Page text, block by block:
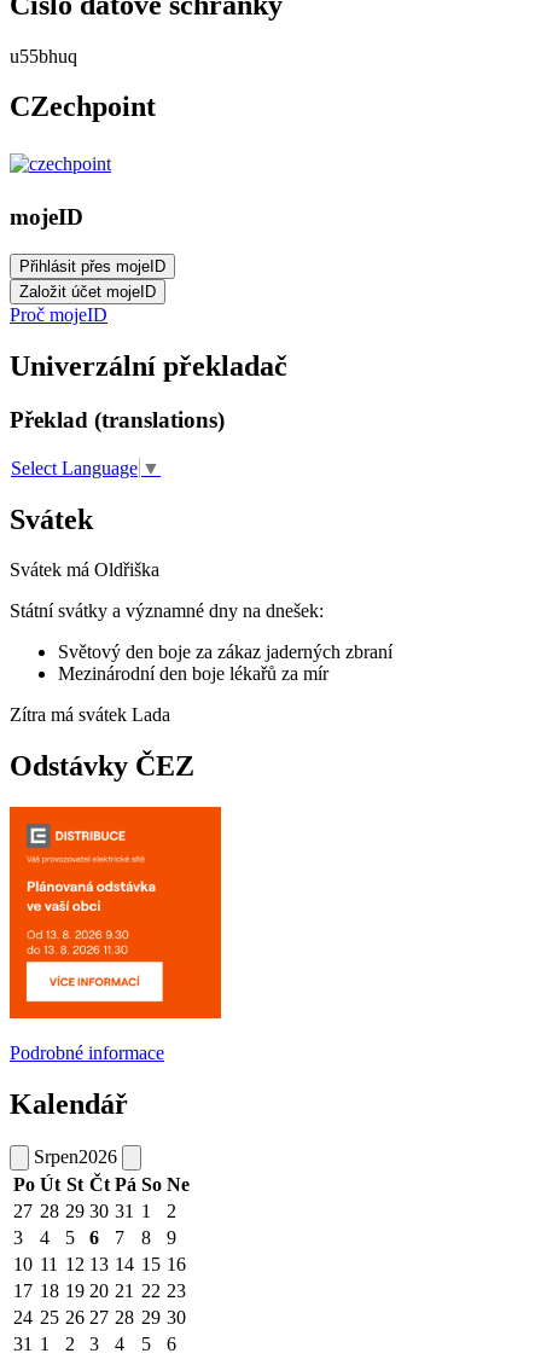
u55bhuq
CZechpoint
mojeID
Proč mojeID
Univerzální překladač
Překlad (translations)
Select Language ▼
Svátek
Svátek má Oldřiška
Státní svátky a významné dny na dnešek:
Světový den boje za zákaz jaderných zbraní
Mezinárodní den boje lékařů za mír
Zítra má svátek Lada
Odstávky ČEZ
Podrobné informace
Kalendář
Srpen2026
Po Út St Čt Pá So Ne
27 28 29 30 31 1
2
3
4 5 6 7 8
9
10 11 12 13 14 15 16
17 18 19 20 21 22 23
24 25 26 27 28 29 30
31 1 2 3 4 5 6